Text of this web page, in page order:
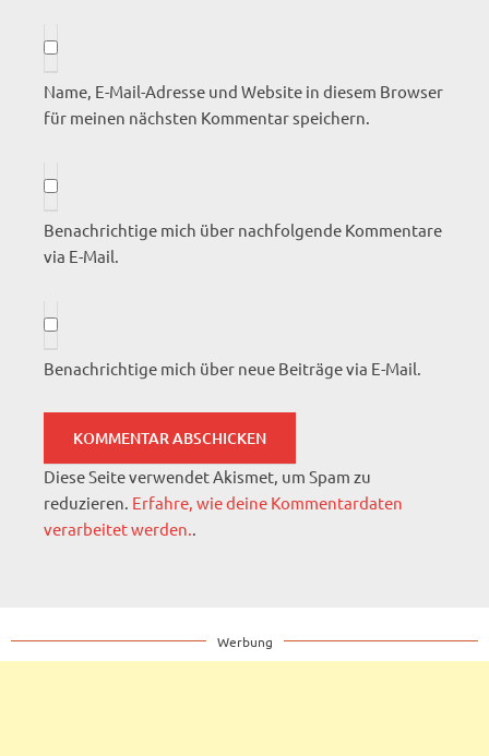
Name, E-Mail-Adresse und Website in diesem Browser
für meinen nächsten Kommentar speichern.
Benachrichtige mich über nachfolgende Kommentare
via E-Mail.
Benachrichtige mich über neue Beiträge via E-Mail.
Diese Seite verwendet Akismet, um Spam zu
reduzieren. Erfahre, wie deine Kommentardaten
verarbeitet werden..
Werbung